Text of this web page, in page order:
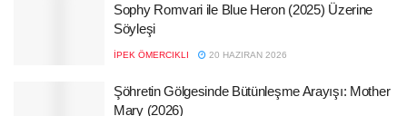
Sophy Romvari ile Blue Heron (2025) Üzerine
Söyleşi
İPEK ÖMERCIKLI 20 HAZIRAN 2026
Şöhretin Gölgesinde Bütünleşme Arayışı: Mother
Mary (2026)